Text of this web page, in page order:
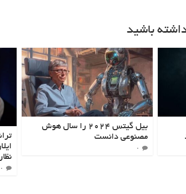
باشید
بیل گیتس ۲۰۲۴ را سال هوش
مصنوعی دانست
۰
۰